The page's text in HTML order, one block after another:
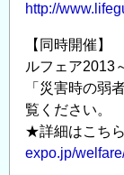
http://
【同時開催
ルフェア2013
「災害時の弱
覧ください。
★詳細はこち
expo.jp/